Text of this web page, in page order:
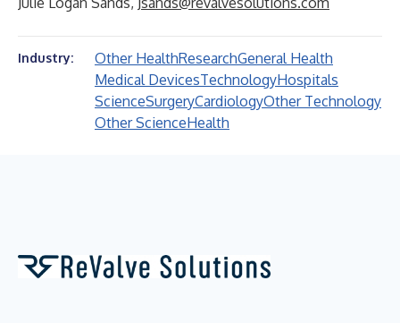
Industry: Other HealthResearchGeneral Health
Medical DevicesTechnologyHospitals
ScienceSurgeryCardiologyOther Technology
Other ScienceHealth